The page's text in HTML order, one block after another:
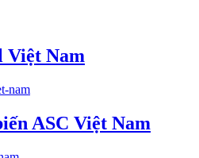
Nam
ASC Việt Nam